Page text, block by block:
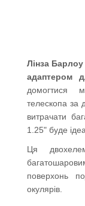
Лінза
адаптером
домогтися
телескопа за
витрачати
1.25" буде
Ця
поверхонь
окулярів.